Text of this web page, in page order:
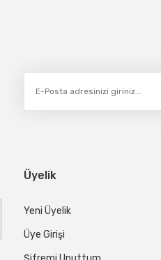
Üyelik
Yeni Üyelik
Üye Girişi